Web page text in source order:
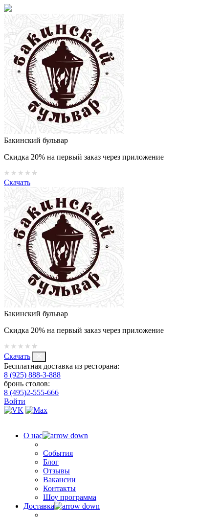
Бакинский бульвар
Скидка 20% на первый заказ через приложение
Скачать
Бакинский бульвар
Скидка 20% на первый заказ через приложение
Скачать
Бесплатная доставка из ресторана:
8 (925) 888-3-888
бронь столов:
8 (495)2-555-666
Войти
О нас
События
Блог
Отзывы
Вакансии
Контакты
Шоу программа
Доставка